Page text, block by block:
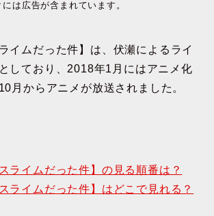
は広告が含まれています。
イムだった件】は、伏瀬によるライ
しており、2018年1月にはアニメ化
月からアニメが放送されました。
ライムだった件】の見る順番は？
ライムだった件】はどこで見れる？